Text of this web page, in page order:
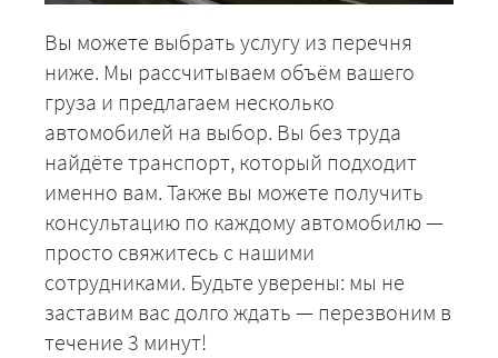
Вы можете выбрать услугу из перечня
ниже. Мы рассчитываем объём вашего
груза и предлагаем несколько
автомобилей на выбор. Вы без труда
найдёте транспорт, который подходит
именно вам. Также вы можете получить
консультацию по каждому автомобилю —
просто свяжитесь с нашими
сотрудниками. Будьте уверены: мы не
заставим вас долго ждать — перезвоним в
течение 3 минут!